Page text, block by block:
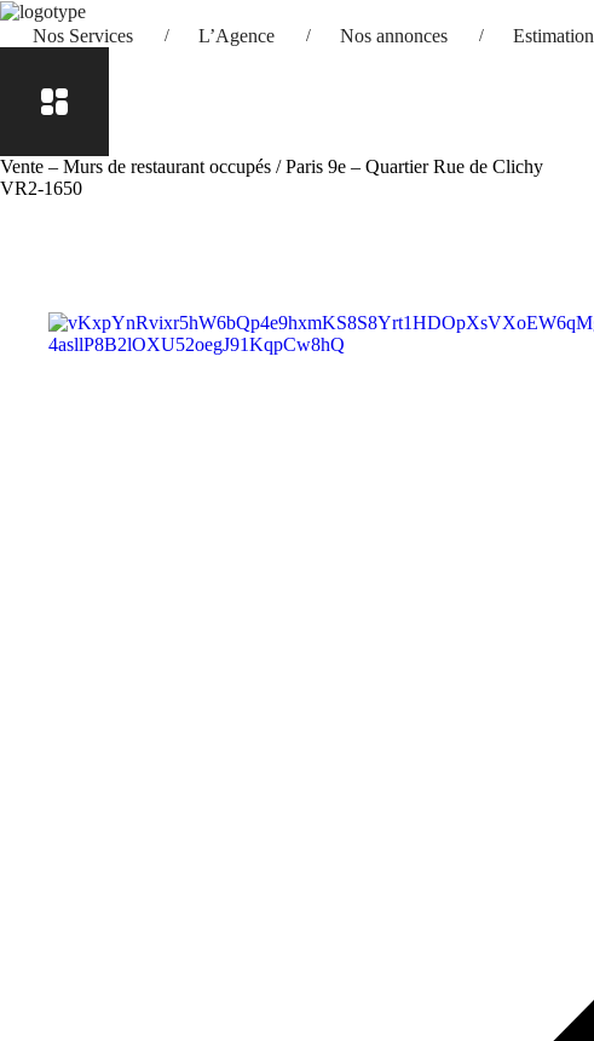
Nos Services L’Agence Nos annonces Estimation
Vente – Murs de restaurant occupés / Paris 9e – Quartier Rue de Clichy
VR2-1650